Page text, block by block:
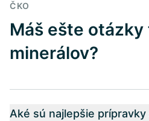
ČKO
Máš ešte
minerálov?
Aké sú najlepšie prípravky